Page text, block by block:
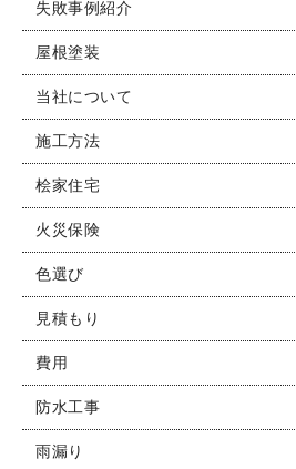
失敗事例紹介
屋根塗装
当社について
施工方法
桧家住宅
火災保険
色選び
見積もり
費用
防水工事
雨漏り